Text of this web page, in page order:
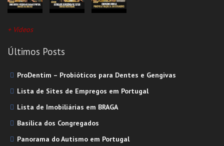
+ Vídeos
Últimos Posts
ProDentim – Probióticos para Dentes e Gengivas
Lista de Sites de Empregos em Portugal
Lista de Imobiliárias em BRAGA
Basílica dos Congregados
Panorama do Autismo em Portugal